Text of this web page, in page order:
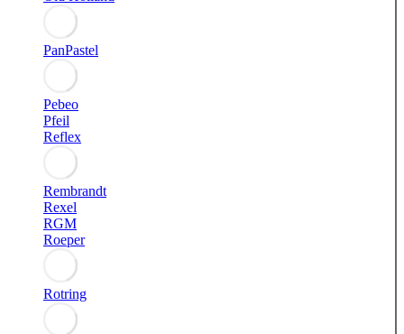
PanPastel
Pebeo
Pfeil
Reflex
Rembrandt
Rexel
RGM
Roeper
Rotring